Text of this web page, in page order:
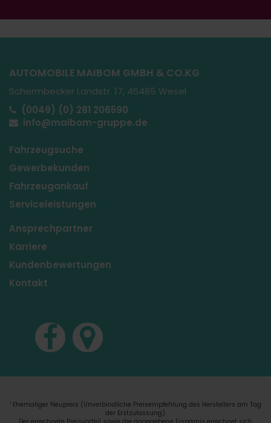
AUTOMOBILE MAIBOM GMBH & CO.KG
Schermbecker Landstr. 17, 46485 Wesel
(0049) (0) 281 206590
info@maibom-gruppe.de
Fahrzeugsuche
Gewerbekunden
Fahrzeugankauf
Serviceleistungen
Ansprechpartner
Karriere
Kundenbewertungen
Kontakt
1 Ehemaliger Neupreis (Unverbindliche Preisempfehlung des Herstellers am Tag
der Erstzulassung).